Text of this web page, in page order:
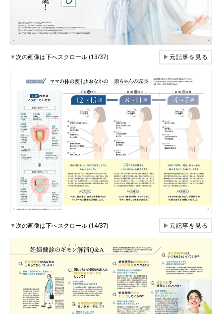
▼次の画像は下へスクロール (13/37) ▶元記事を見る
▼次の画像は下へスクロール (14/37) ▶元記事を見る